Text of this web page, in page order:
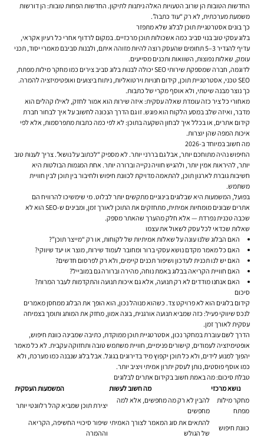
החדשות הטובות הן שרוב הטעויות האלה ניתנות לתיקון. החדשות הפחות טובות: הן דורשות
משמעת מערכתית, לא רק “עוד כתבה”.
כך בונים אסטרטגיית תוכן לבלוג שלא מתפזר
בלוג עסקי טוב בנוי סביב כמה אשכולות תוכן מרכזיים. במקום לרדוף אחרי כל רעיון אקראי,
עדיף להגדיר 3–5 תחומים שהעסק רוצה להיות מזוהה איתם, ולבנות סביבם מאמרי יסוד, תכני
עומק, שאלות נפוצות, השוואות ותכנים מסייעים.
לדוגמה, חברה שמספקת שירותי SEO יכולה לבנות בלוג סביב צירים כמו מחקר מילות מפתח,
SEO טכני, אסטרטגיית תוכן, קידום חנויות וירטואליות, ניתוח ביצועים ואופטימיזציה להמרה.
כך נוצר מבנה שיטתי, ולא אוסף מקרי של כתבות.
מאחורי כל ציר כזה עומדת שאלה עסקית: איזה שירות הוא אמור לחזק, לאילו קהלים הוא
מדבר, ואיזה שלב במסע הלקוח הוא פוגש. זו גם הדרך הנכונה לחשוב על איך לבחור חברת
קידום אתרים, או בכלל איך לבחון השקעה בתוכן: לא לפי כמה כתבות מתפרסמות, אלא לפי
איכות המפה שהן יוצרות.
מה חשוב במיוחד ב-2026
החיפוש נהיה מתוחכם יותר, אבל גם בררני יותר. לא מספיק “לכתוב על נושא”. צריך לענות טוב
יותר, להיראות אמין יותר, ולהגיש חוויה נקייה וברורה יותר. אחת המגמות הבולטות היא
חשיבות גוברת לארגון תוכן, להתאמה מדויקת לכוונת חיפוש ולחיבור בין תוכן לבין חוויית
משתמש.
בפועל, המשמעות היא שבלוגים בינוניים מתקשים יותר לבלוט. מי שימשיכו להרוויח הם
אתרים שבונים מומחיות אמיתית, מתחזקים את התוכן לאורך זמן, ומבינים ש-SEO הוא לא
שכבה טכנית נפרדת — אלא חלק מהערך שהאתר מספק.
שאלות שכדאי לכל עסק לשאול את עצמו
האם הבלוג שלנו עונה על שאלות אמיתיות של לקוחות, או רק “מייצר תוכן”?
האם כל מאמר מקדם נושא עסקי ברור ומחובר לעמוד שירות, מוצר או יעד שיווקי?
האם יש לנו תכנית לעדכון ושיפור תכנים קיימים, ולא רק לפרסום חדשים?
האם חוויית הקריאה בבלוג באמת נוחה, מהירה וברורה גם במובייל?
האם אנחנו מודדים לא רק תנועה, אלא גם איכות תנועה והתקדמות לעבר המרות?
סיכום
קידום בלוגים הוא לא פרויקט צד. כשהוא מנוהל נכון, הוא הופך את הבלוג ממחסן מאמרים
לנכס שיווקי פעיל: כזה שמביא תנועה אורגנית, בונה אמון, מחזק את המותג ותומך בצמיחה
עסקית לאורך זמן.
הדרך לשם עוברת במחקר נכון, אסטרטגיית תוכן ממוקדת, כתיבה שמבינה כוונת חיפוש,
אופטימיזציה לעמודים, קישורים פנימיים, חוויית משתמש טובה ותחזוקה עקבית. לא כל מאמר
יהפוך למנוע לידים, ולא כל תוכן יקפוץ מיד בדירוגים בגוגל. אבל בלוג שנבנה כמו מערכת, ולא
כמו אוסף פוסטים, נותן לעסק יתרון אמיתי ויציב יותר.
טבלת סיכום: מה באמת חשוב בקידום אתרים לבלוגים
נושא מרכזי
מה חשוב לעשות
המשמעות העסקית
מחקר מילות
מפתח
להבין לא רק מה מחפשים, אלא למה
מחפשים
יצירת תוכן שמביא קהל רלוונטי יותר
כוונת חיפוש
להתאים את סוג המאמר לצורך האמיתי
של הגולש
שיפור סיכויי החשיפה, הקריאה
וההמרה